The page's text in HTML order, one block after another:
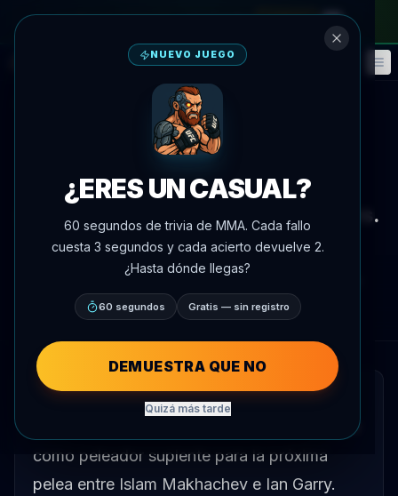
🎮 Fantasía Eventos
Provocación
Carlos Prates se ofrece como
suplente para Islam Makhachev vs.
Ian Garry
AgentMMA.com
RESUMEN RÁPIDO
Carlos Prates ha declarado que planea servir
como peleador suplente para la próxima
pelea entre Islam Makhachev e Ian Garry.
NUEVO JUEGO
¿ERES UN CASUAL?
60 segundos de trivia de MMA. Cada fallo
cuesta 3 segundos y cada acierto devuelve 2.
¿Hasta dónde llegas?
60 segundos Gratis — sin registro
DEMUESTRA QUE NO
Quizá más tarde